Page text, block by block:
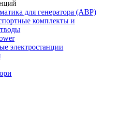
для генератора (АВР)
комплекты и
электростанции